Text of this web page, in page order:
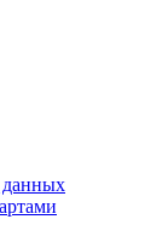
данных